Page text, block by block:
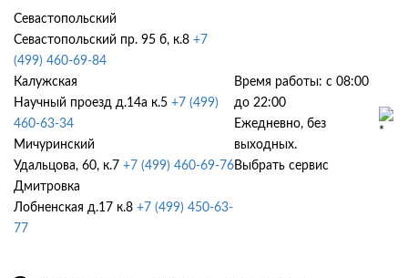
Севастопольский
Севастопольский пр. 95 б, к.8 +7
(499) 460-69-84
Калужская
Научный проезд д.14а к.5 +7 (499)
460-63-34
Мичуринский
Удальцова, 60, к.7 +7 (499) 460-69-76
Дмитровка
Лобненская д.17 к.8 +7 (499) 450-63-
77
Время работы: с 08:00
до 22:00
Ежедневно, без
выходных.
Выбрать сервис